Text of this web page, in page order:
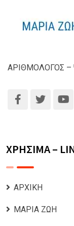
ΑΡΙΘΜΟΛΟΓΟΣ –
ΧΡΗΣΙΜΑ –
ΑΡΧΙΚΗ
ΜΑΡΙΑ ΖΩΗ